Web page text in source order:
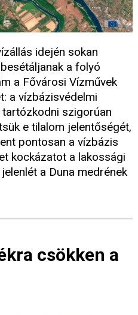
idején sokan
a folyó
a Fővárosi Vízművek
a vízbázisvédelmi
szigorúan
e tilalom jelentőségét,
pontosan a vízbázis
kockázatot a lakossági
a Duna medrének
csökken a